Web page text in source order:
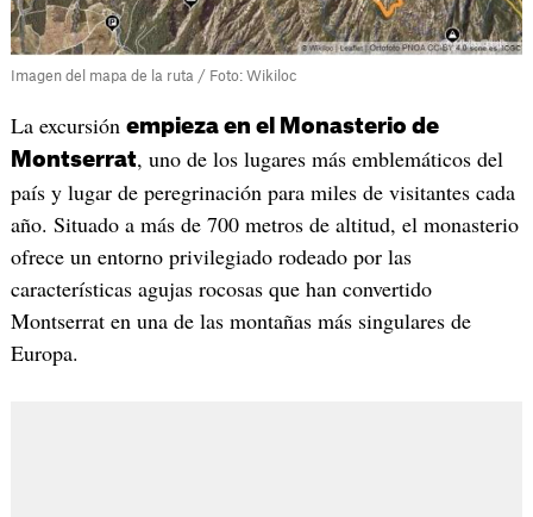
Imagen del mapa de la ruta / Foto: Wikiloc
La excursión empieza en el Monasterio de
Montserrat, uno de los lugares más emblemáticos del
país y lugar de peregrinación para miles de visitantes cada
año. Situado a más de 700 metros de altitud, el monasterio
ofrece un entorno privilegiado rodeado por las
características agujas rocosas que han convertido
Montserrat en una de las montañas más singulares de
Europa.